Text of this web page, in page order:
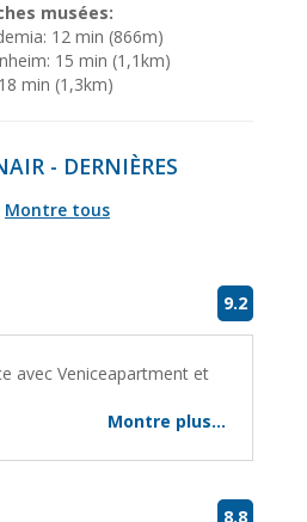
musées:
12 min (866m)
15 min (1,1km)
min (1,3km)
- DERNIÈRES
Montre tous
9.2
avec Veniceapartment et
Montre plus...
8.8